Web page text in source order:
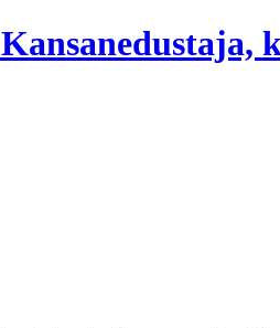
Kansanedustaja,